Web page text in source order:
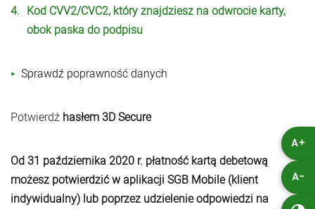
A+
A-
Kod CVV2/CVC2, który znajdziesz na odwrocie karty,
obok paska do podpisu
Sprawdź poprawność danych
Potwierdź hasłem 3D Secure
Od 31 października 2020 r. płatność kartą debetową
możesz potwierdzić w aplikacji SGB Mobile (klient
indywidualny) lub poprzez udzielenie odpowiedzi na